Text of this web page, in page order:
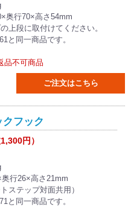
奥行70×高さ54mm
上段に取付けてください。
と同一商品です。
品不可商品
ご注文はこちら
フック
円）
行26×高さ21mm
ステップ対面共用）
と同一商品です。